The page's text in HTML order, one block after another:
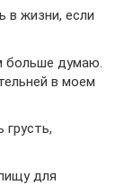
в жизни, если
больше думаю.
в моем
грусть,
для